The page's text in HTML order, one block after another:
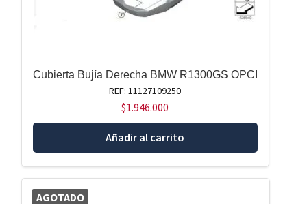
Cubierta Bujía Derecha BMW R1300GS OPCI
REF: 11127109250
$1.946.000
Añadir al carrito
AGOTADO